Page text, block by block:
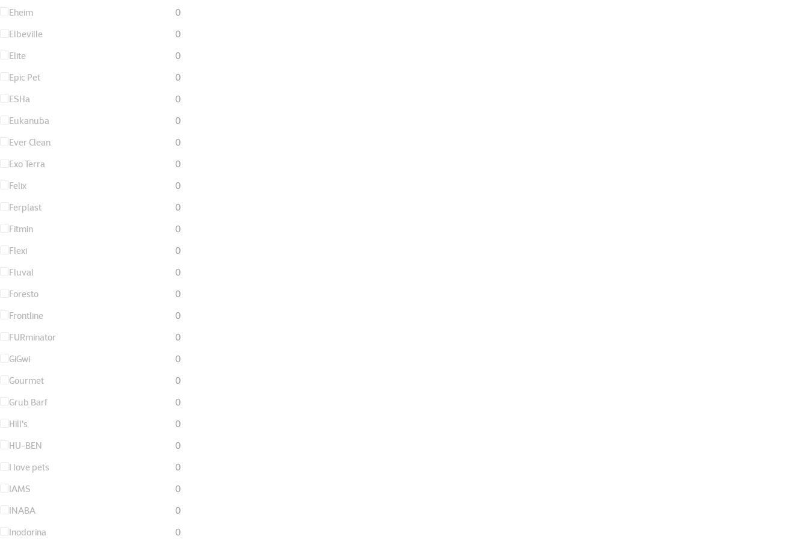
Eheim
0
Elbeville
0
Elite
0
Epic Pet
0
ESHa
0
Eukanuba
0
Ever Clean
0
Exo Terra
0
Felix
0
Ferplast
0
Fitmin
0
Flexi
0
Fluval
0
Foresto
0
Frontline
0
FURminator
0
GiGwi
0
Gourmet
0
Grub Barf
0
Hill's
0
HU-BEN
0
I love pets
0
IAMS
0
INABA
0
Inodorina
0